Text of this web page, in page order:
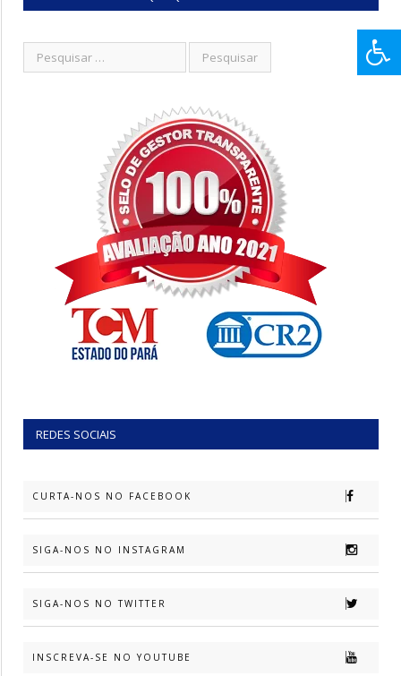
REDES SOCIAIS
CURTA-NOS NO FACEBOOK
SIGA-NOS NO INSTAGRAM
SIGA-NOS NO TWITTER
INSCREVA-SE NO YOUTUBE